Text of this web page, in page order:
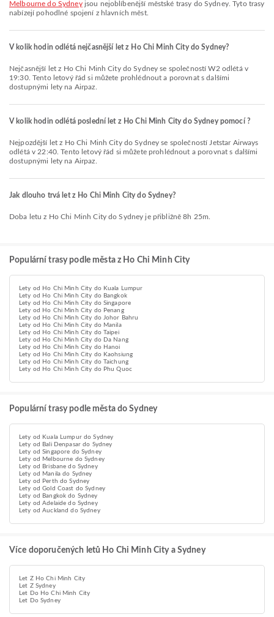
Melbourne do Sydneyjsou nejoblíbenější městské trasy do Sydney. Tyto trasy
nabízejí pohodlné spojení z hlavních měst.
V kolik hodin odlétá nejčasnější let z Ho Chi Minh City do Sydney?
Nejčasnější let z Ho Chi Minh City do Sydney se společností W2 odlétá v
19:30. Tento letový řád si můžete prohlédnout a porovnat s dalšími
dostupnými lety na Airpaz.
V kolik hodin odlétá poslední let z Ho Chi Minh City do Sydney pomocí ?
Nejpozdější let z Ho Chi Minh City do Sydney se společností Jetstar Airways
odlétá v 22:40. Tento letový řád si můžete prohlédnout a porovnat s dalšími
dostupnými lety na Airpaz.
Jak dlouho trvá let z Ho Chi Minh City do Sydney?
Doba letu z Ho Chi Minh City do Sydney je přibližně 8h 25m.
Populární trasy podle města z Ho Chi Minh City
Lety od Ho Chi Minh City do Kuala Lumpur
Lety od Ho Chi Minh City do Bangkok
Lety od Ho Chi Minh City do Singapore
Lety od Ho Chi Minh City do Penang
Lety od Ho Chi Minh City do Johor Bahru
Lety od Ho Chi Minh City do Manila
Lety od Ho Chi Minh City do Taipei
Lety od Ho Chi Minh City do Da Nang
Lety od Ho Chi Minh City do Hanoi
Lety od Ho Chi Minh City do Kaohsiung
Lety od Ho Chi Minh City do Taichung
Lety od Ho Chi Minh City do Phu Quoc
Populární trasy podle města do Sydney
Lety od Kuala Lumpur do Sydney
Lety od Bali Denpasar do Sydney
Lety od Singapore do Sydney
Lety od Melbourne do Sydney
Lety od Brisbane do Sydney
Lety od Manila do Sydney
Lety od Perth do Sydney
Lety od Gold Coast do Sydney
Lety od Bangkok do Sydney
Lety od Adelaide do Sydney
Lety od Auckland do Sydney
Více doporučených letů Ho Chi Minh City a Sydney
Let Z Ho Chi Minh City
Let Z Sydney
Let Do Ho Chi Minh City
Let Do Sydney